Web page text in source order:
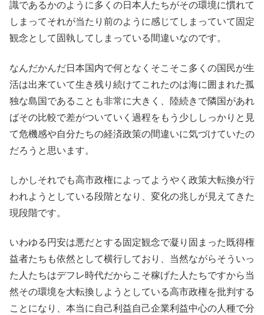
識であるかのように多くの日本人たちがその環境に慣れて
しまってそれが当たり前のように感じてしまっていて固定
観念として固執してしまっている間違いなのです。
なんだかんだ日本国内で何となくそこそこ多くの国民が生
活は出来ていて生き残り続けてこれたのは海に囲まれた孤
独な島国であることも非常に大きく、陸続きで隣国があれ
ばその比較で差がついていく過程をもう少ししっかりと見
て危機感や自分たちの経済政策の間違いに気づけていたの
だろうと思います。
しかしそれでも高市政権によってようやく政策大転換が行
われようとしている段階となり、変化の兆しが見えてきた
現段階です。
いわゆる円安は悪だとする固定観念で凝り固まった既得権
益者たちも依然として横行しており、当然ながらそういっ
た人たちはデフレ時代だからこそ稼げた人たちですから当
然その環境を大転換しようとしている高市政権を批判する
ことになり、本当に自己利益自己企業利益中心の人種で分